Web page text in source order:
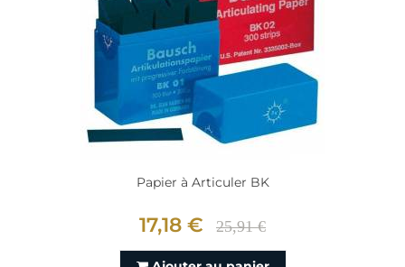
Papier à Articuler BK
17,18 € 25,91 €